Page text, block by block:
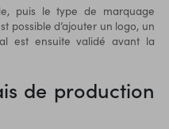
puis le type de marquage
possible d’ajouter un logo, un
est ensuite validé avant la
de production